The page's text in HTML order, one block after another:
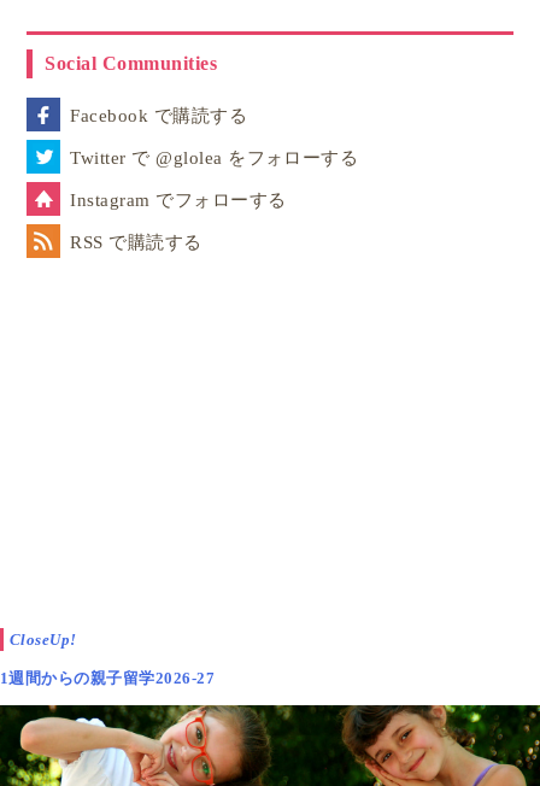
Social Communities
Facebook で購読する
Twitter で @glolea をフォローする
Instagram でフォローする
RSS で購読する
CloseUp!
1週間からの親子留学2026-27